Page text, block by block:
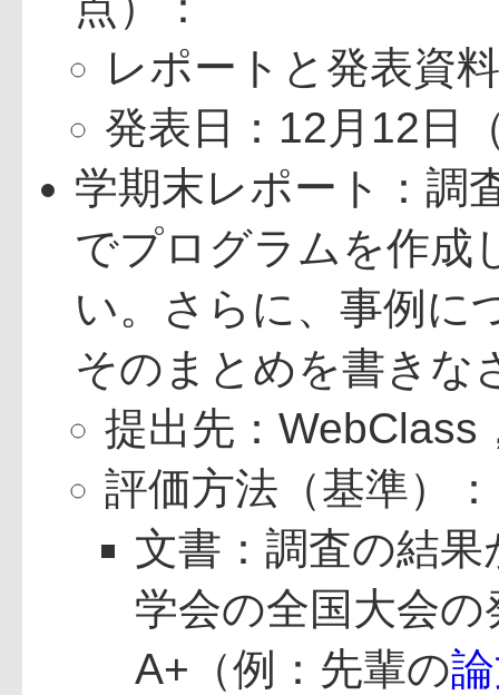
レポートと発表資
発表日：12月12日
学期末レポート：調
でプログラムを作成
い。さらに、事例に
そのまとめを書きな
提出先：WebClass
評価方法（基準）：
文書：調査の結
学会の全国大会
A+（例：先輩の